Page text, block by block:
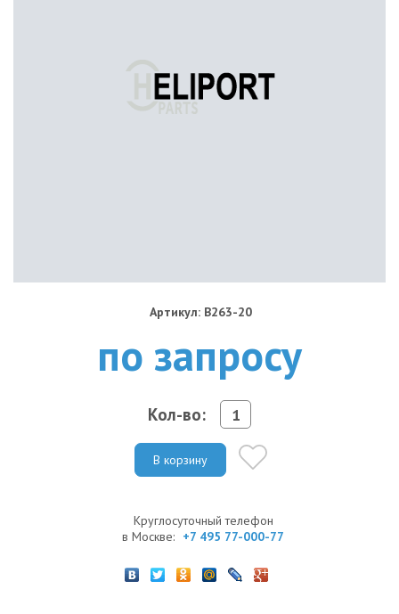
Артикул: B263-20
по запросу
Кол-во:
В корзину
Круглосуточный телефон
в Москве: +7 495 77-000-77